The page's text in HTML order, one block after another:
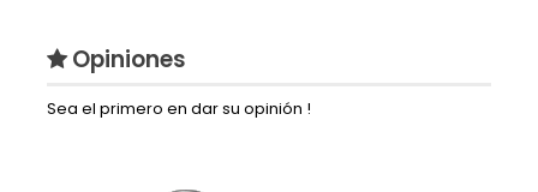
Opiniones
Sea el primero en dar su opinión !